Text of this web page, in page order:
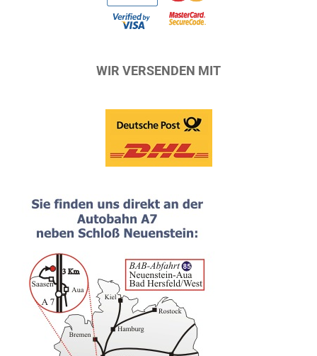
WIR VERSENDEN MIT